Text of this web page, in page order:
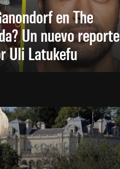
en The
Un nuevo reporte
Uli Latukefu